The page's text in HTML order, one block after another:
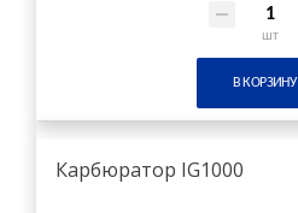
шт
В КОРЗИНУ
Карбюратор IG1000